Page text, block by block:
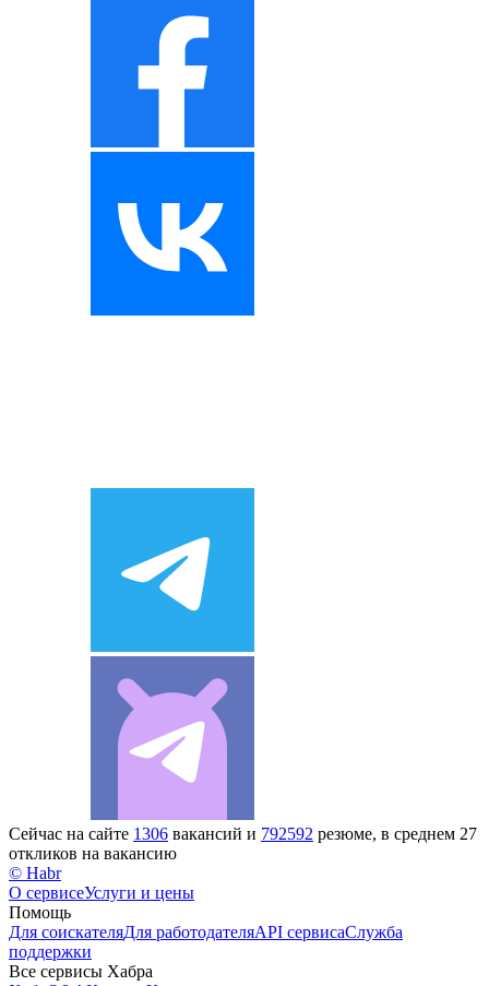
Сейчас на сайте 1306 вакансий и 792592 резюме, в среднем 27
откликов на вакансию
© Habr
О сервисеУслуги и цены
Помощь
Для соискателяДля работодателяAPI сервисаСлужба
поддержки
Все сервисы Хабра